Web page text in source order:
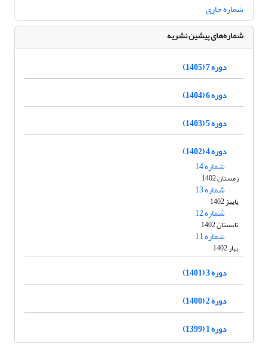
شماره جاری
شماره‌های پیشین نشریه
دوره 7 (1405)
دوره 6 (1404)
دوره 5 (1403)
دوره 4 (1402)
شماره 14
زمستان 1402
شماره 13
پاییز 1402
شماره 12
تابستان 1402
شماره 11
بهار 1402
دوره 3 (1401)
دوره 2 (1400)
دوره 1 (1399)